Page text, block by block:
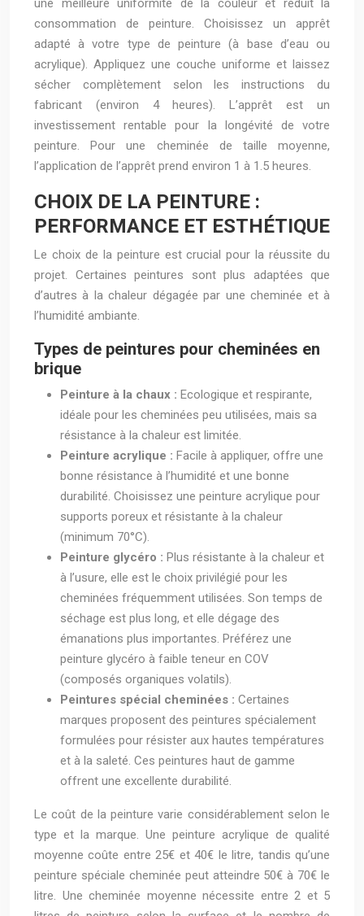
consommation de peinture. Choisissez un apprêt
adapté à votre type de peinture (à base d’eau ou
acrylique). Appliquez une couche uniforme et laissez
sécher complètement selon les instructions du
fabricant (environ 4 heures). L’apprêt est un
investissement rentable pour la longévité de votre
peinture. Pour une cheminée de taille moyenne,
l’application de l’apprêt prend environ 1 à 1.5 heures.
CHOIX DE LA PEINTURE :
PERFORMANCE ET ESTHÉTIQUE
Le choix de la peinture est crucial pour la réussite du
projet. Certaines peintures sont plus adaptées que
d’autres à la chaleur dégagée par une cheminée et à
l’humidité ambiante.
Types de peintures pour cheminées en
brique
Peinture à la chaux : Ecologique et respirante,
idéale pour les cheminées peu utilisées, mais sa
résistance à la chaleur est limitée.
Peinture acrylique : Facile à appliquer, offre une
bonne résistance à l’humidité et une bonne
durabilité. Choisissez une peinture acrylique pour
supports poreux et résistante à la chaleur
(minimum 70°C).
Peinture glycéro : Plus résistante à la chaleur et
à l’usure, elle est le choix privilégié pour les
cheminées fréquemment utilisées. Son temps de
séchage est plus long, et elle dégage des
émanations plus importantes. Préférez une
peinture glycéro à faible teneur en COV
(composés organiques volatils).
Peintures spécial cheminées : Certaines
marques proposent des peintures spécialement
formulées pour résister aux hautes températures
et à la saleté. Ces peintures haut de gamme
offrent une excellente durabilité.
Le coût de la peinture varie considérablement selon le
type et la marque. Une peinture acrylique de qualité
moyenne coûte entre 25€ et 40€ le litre, tandis qu’une
peinture spéciale cheminée peut atteindre 50€ à 70€ le
litre. Une cheminée moyenne nécessite entre 2 et 5